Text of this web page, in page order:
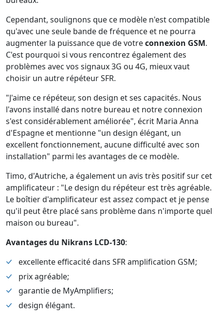
Cependant, soulignons que ce modèle n'est compatible
qu'avec une seule bande de fréquence et ne pourra
augmenter la puissance que de votreconnexion GSM.
C'est pourquoi si vous rencontrez également des
problèmes avec vos signaux 3G ou 4G, mieux vaut
choisir un autre répéteur SFR.
"J'aime ce répéteur, son design et ses capacités. Nous
l'avons installé dans notre bureau et notre connexion
s'est considérablement améliorée", écrit Maria Anna
d'Espagne et mentionne "un design élégant, un
excellent fonctionnement, aucune difficulté avec son
installation" parmi les avantages de ce modèle.
Timo, d'Autriche, a également un avis très positif sur cet
amplificateur : "Le design du répéteur est très agréable.
Le boîtier d'amplificateur est assez compact et je pense
qu'il peut être placé sans problème dans n'importe quel
maison ou bureau".
Avantages du Nikrans LCD-130:
excellente efficacité dans SFR amplification GSM;
prix agréable;
garantie de MyAmplifiers;
design élégant.